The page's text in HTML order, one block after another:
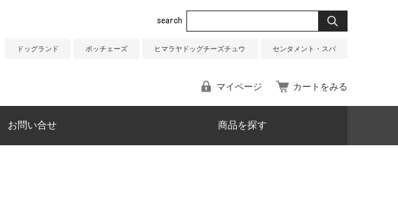
ドッグランド ボッチェーズ ヒマラヤドッグチーズチュウ センタメント・スパ
マイページ カートをみる
お問い合せ 商品を探す